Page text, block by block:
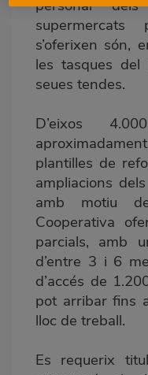
personal
s’oferixen són,
les tasques
seues tendes.
D’eixos
plantilles de
ampliacions
amb motiu
Cooperativa
parcials, amb
d’entre 3 i 6
d’accés de
pot arribar fins
lloc de treball.
Es requerix